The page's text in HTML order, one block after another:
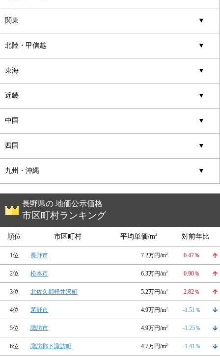
関東 ▼
北陸・甲信越 ▼
東海 ▼
近畿 ▼
中国 ▼
四国 ▼
九州・沖縄 ▼
長野県の 地価公示価格
市区町村ランキング
順位 市区町村 平均単価/m2 対前年比
1位 長野市 7.2万円/m2 0.47％
2位 松本市 6.3万円/m2 0.90％
3位 北佐久郡軽井沢町 5.2万円/m2 2.82％
4位 茅野市 4.9万円/m2 -1.51％
5位 諏訪市 4.9万円/m2 -1.25％
6位 諏訪郡下諏訪町 4.7万円/m2 -1.41％